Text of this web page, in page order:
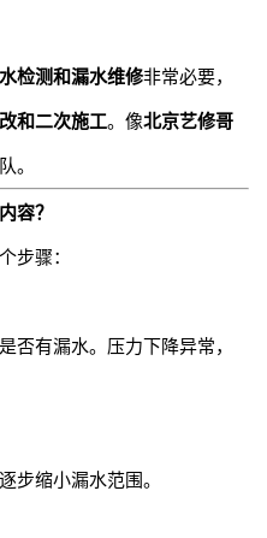
检测和漏水维修非常必要，
和二次施工。像北京艺修哥
。
容？
步骤：
否有漏水。压力下降异常，
步缩小漏水范围。